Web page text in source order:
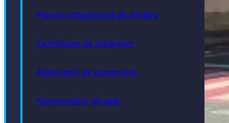
Planuri Urbanistice de Detaliu
Certificate de urbanism
Autorizații de construire
Nomenclator stradal